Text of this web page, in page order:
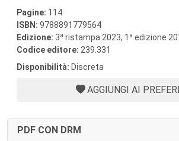
Pagine: 114
ISBN: 9788891779564
Edizione: 3a ristampa 2023, 1 a edizione
Codice editore: 239.331
Disponibilità: Discreta
AGGIUNGI AI
PDF CON DRM